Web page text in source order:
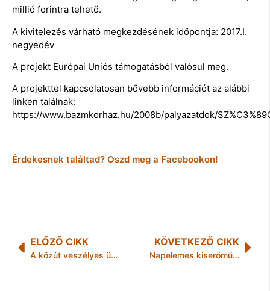
millió forintra tehető.
A kivitelezés várható megkezdésének időpontja: 2017.I.
negyedév
A projekt Európai Uniós támogatásból valósul meg.
A projekttel kapcsolatosan bővebb információt az alábbi
linken találnak:
https://www.bazmkorhaz.hu/2008b/palyazatdok/
Érdekesnek találtad? Oszd meg a Facebookon!
ELŐZŐ CIKK
A közút veszélyes üzem!
KÖVETKEZŐ CIKK
Napelemes kiserőmű épül a Megyi Kórházban